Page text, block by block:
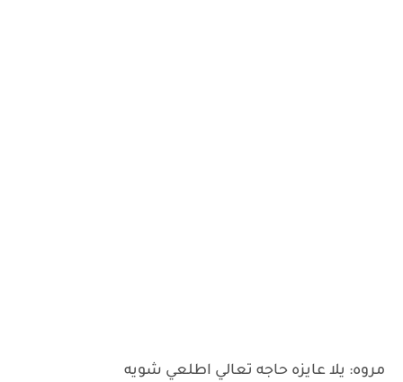
مروه: يلا عايزه حاجه تعالي اطلعي شويه